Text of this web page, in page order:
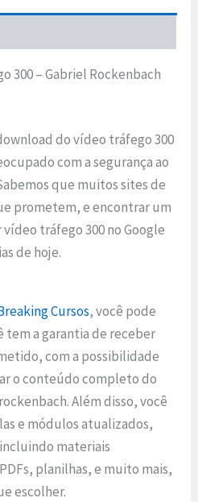
300 – Gabriel Rockenbach
do vídeo tráfego 300
com a segurança ao
que muitos sites de
prometem, e encontrar um
tráfego 300 no Google
de hoje.
Cursos, você pode
a garantia de receber
com a possibilidade
o conteúdo completo do
Além disso, você
e módulos atualizados,
materiais
planilhas, e muito mais,
escolher.